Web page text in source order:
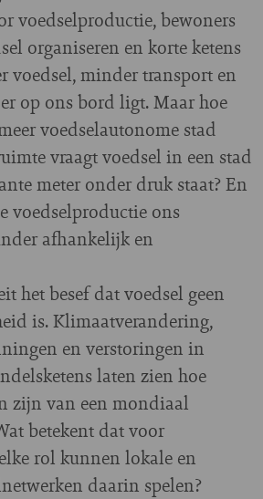
voedselproductie, bewoners
organiseren en korte ketens
voedsel, minder transport en
op ons bord ligt. Maar hoe
voedselautonome stad
vraagt voedsel in een stad
meter onder druk staat? En
voedselproductie ons
afhankelijk en
het besef dat voedsel geen
is. Klimaatverandering,
en verstoringen in
laten zien hoe
zijn van een mondiaal
betekent dat voor
rol kunnen lokale en
daarin spelen?